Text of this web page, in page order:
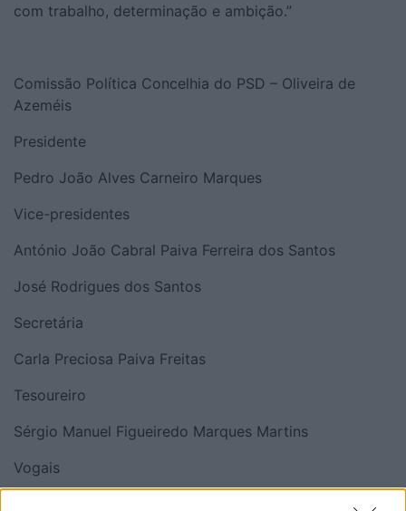
com trabalho, determinação e ambição.”
Comissão Política Concelhia do PSD – Oliveira de
Azeméis
Presidente
Pedro João Alves Carneiro Marques
Vice-presidentes
António João Cabral Paiva Ferreira dos Santos
José Rodrigues dos Santos
Secretária
Carla Preciosa Paiva Freitas
Tesoureiro
Sérgio Manuel Figueiredo Marques Martins
Vogais